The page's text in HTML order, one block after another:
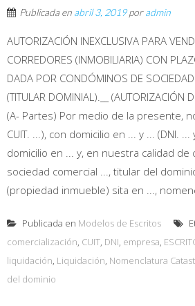
Publicada en abril 3, 2019poradmin
AUTORIZACIÓN INEXCLUSIVA PARA
CORREDORES (INMOBILIARIA) CON
DADA POR CONDÓMINOS DE
(TITULAR DOMINIAL).__ (AUTORIZACIÓN
(A- Partes) Por medio de la presente,
CUIT. ...), con domicilio en ... y ... (DNI. ...
domicilio en ... y, en nuestra calidad de
sociedad comercial ..., titular del
(propiedad inmueble) sita en ...,
Publicada en Modelos de Escritos
comercialización, CUIT, DNI, empresa,
liquidación, Liquidación, Nomenclatura
del dominio